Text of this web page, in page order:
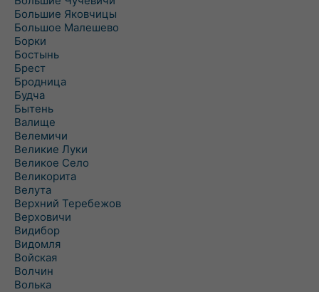
Большие Яковчицы
Большое Малешево
Борки
Бостынь
Брест
Бродница
Будча
Бытень
Валище
Велемичи
Великие Луки
Великое Село
Великорита
Велута
Верхний Теребежов
Верховичи
Видибор
Видомля
Войская
Волчин
Волька